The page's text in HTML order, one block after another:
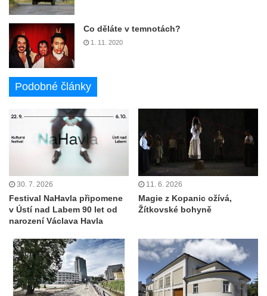
Co děláte v temnotách?
1. 11. 2020
Podobné články
30. 7. 2026
Festival NaHavla připomene
v Ústí nad Labem 90 let od
narození Václava Havla
11. 6. 2026
Magie z Kopanic ožívá,
Žítkovské bohyně